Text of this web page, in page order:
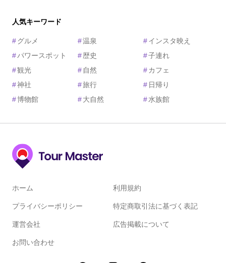
人気キーワード
#グルメ #温泉 #インスタ映え
#パワースポット #歴史 #子連れ
#観光 # 自然 # カフェ
#神社 #旅行 # 日帰り
#博物館 #大自然 #水族館
ホーム 利用規約
プライバシーポリシー 特定商取引法に基づく表記
運営会社 広告掲載について
お問い合わせ